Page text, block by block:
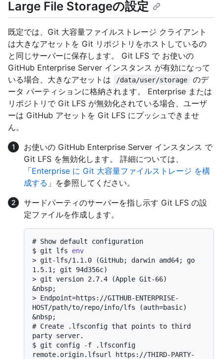
Large File Storageの設定
既定では、Git 大容量ファイルストレージ クライアント
は大きなアセットを Git リポジトリをホストしているの
と同じサーバーに保存します。 Git LFS で お使いの
GitHub Enterprise Server インスタンス が有効になって
いる場合、大きなアセットは
/data/user/storage
のデ
ータ パーティションに格納されます。 Enterprise または
リポジトリで Git LFS が無効化されている場合、ユーザ
ーは GitHub アセットを Git LFS にプッシュできませ
ん。
お使いの GitHub Enterprise Server インスタンス で
Git LFS を無効化します。 詳細については、
「Enterprise に Git 大容量ファイルストレージ を構
成する 」を参照してください。
サードパーティのサーバーを指し示す Git LFS の設
定ファイルを作成します。
# Show default configuration
$ git lfs env
> git-lfs/1.1.0 (GitHub; darwin amd64; go
1.5.1; git 94d356c)
> git version 2.7.4 (Apple Git-66)
> Endpoint=https://GITHUB-ENTERPRISE-
HOST/path/to/repo/info/lfs (auth=basic)
# Create .lfsconfig that points to third
party server.
$ git config -f .lfsconfig
remote.origin.lfsurl https://THIRD-PARTY-